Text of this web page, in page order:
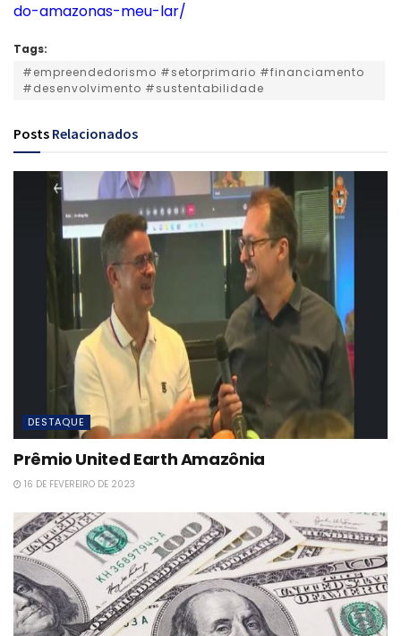
do-amazonas-meu-lar/
Tags:
#empreendedorismo #setorprimario #financiamento
#desenvolvimento #sustentabilidade
Posts Relacionados
DESTAQUE
Prêmio United Earth Amazônia
16 DE FEVEREIRO DE 2023